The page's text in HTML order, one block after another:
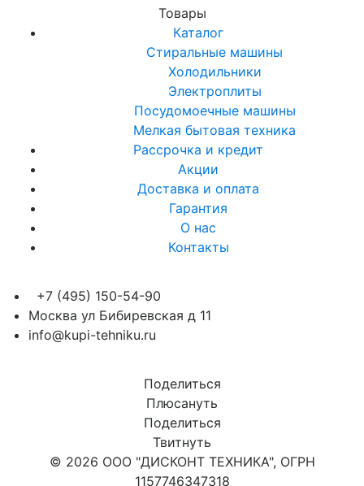
Товары
Каталог
Стиральные машины
Холодильники
Электроплиты
Посудомоечные машины
Мелкая бытовая техника
Рассрочка и кредит
Акции
Доставка и оплата
Гарантия
О нас
Контакты
+7 (495) 150-54-90
Москва ул Бибиревская д 11
info@kupi-tehniku.ru
Поделиться
Плюсануть
Поделиться
Твитнуть
© 2026 ООО "ДИСКОНТ ТЕХНИКА", ОГРН
1157746347318